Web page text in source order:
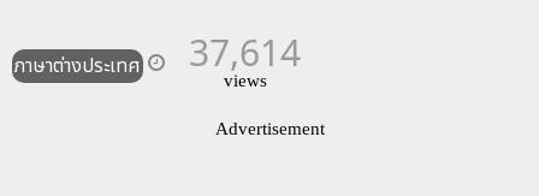
ภาษาต่างประเทศ 37,614
views
Advertisement